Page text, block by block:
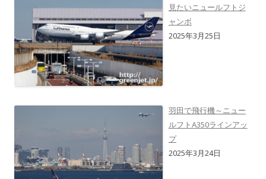
見たいニュールフトジ
ャンボ
2025年3月25日
羽田で飛行機～ニュー
ルフトA350ラインアッ
プ
2025年3月24日